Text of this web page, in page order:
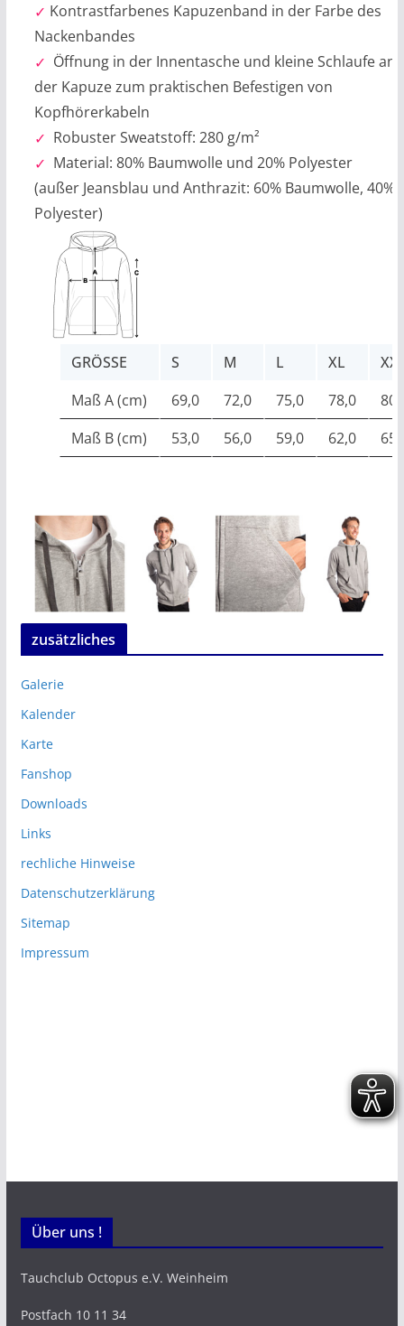
Kontrastfarbenes Kapuzenband in der Farbe des
Nackenbandes
Öffnung in der Innentasche und kleine Schlaufe an
der Kapuze zum praktischen Befestigen von
Kopfhörerkabeln
Robuster Sweatstoff: 280 g/m²
Material: 80% Baumwolle und 20% Polyester
(außer Jeansblau und Anthrazit: 60% Baumwolle, 40%
Polyester)
GRÖSSE S M L XL
Maß A (cm)
69,0 72,0 75,0 78,0
Maß B (cm)
53,0 56,0 59,0 62,0
zusätzliches
Galerie
Kalender
Karte
Fanshop
Downloads
Links
rechliche Hinweise
Datenschutzerklärung
Sitemap
Impressum
Über uns !
Tauchclub Octopus e.V. Weinheim
Postfach 10 11 34